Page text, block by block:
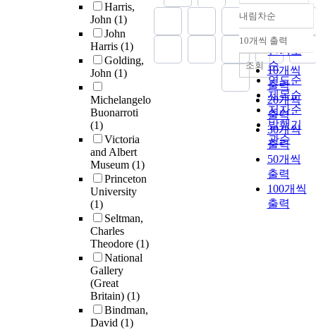
Harris,
John (1)
John
Harris (1)
Golding,
John (1)
Michelangelo
Buonarroti
(1)
Victoria
and Albert
Museum (1)
Princeton
University
(1)
Seltman,
Charles
Theodore (1)
National
Gallery
(Great
Britain) (1)
Bindman,
David (1)
정확도
순
인기도
순
연도순
제목순
저자순
발행기
관순
내림차순
내림차순
10개씩 출력
10개씩
출력
20개씩
출력
30개씩
출력
50개씩
출력
100개씩
출력
조회